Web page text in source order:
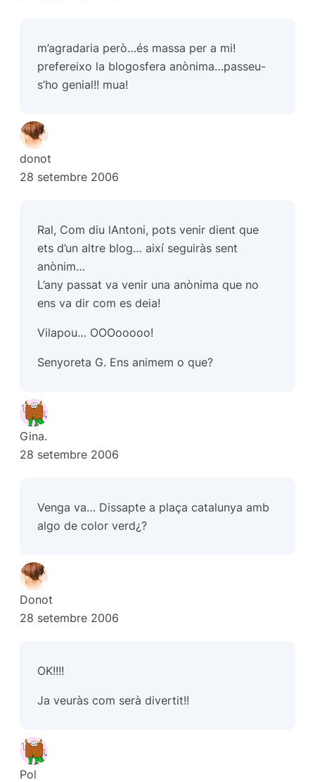
m’agradaria però…és massa per a mi!
prefereixo la blogosfera anònima…passeu-
s’ho genial!! mua!
donot
28 setembre 2006
Ral, Com diu lAntoni, pots venir dient que
ets d’un altre blog… així seguiràs sent
anònim…
L’any passat va venir una anònima que no
ens va dir com es deia!
Vilapou… OOOooooo!
Senyoreta G. Ens animem o que?
Gina.
28 setembre 2006
Venga va… Dissapte a plaça catalunya amb
algo de color verd¿?
Donot
28 setembre 2006
OK!!!!
Ja veuràs com serà divertit!!
Pol